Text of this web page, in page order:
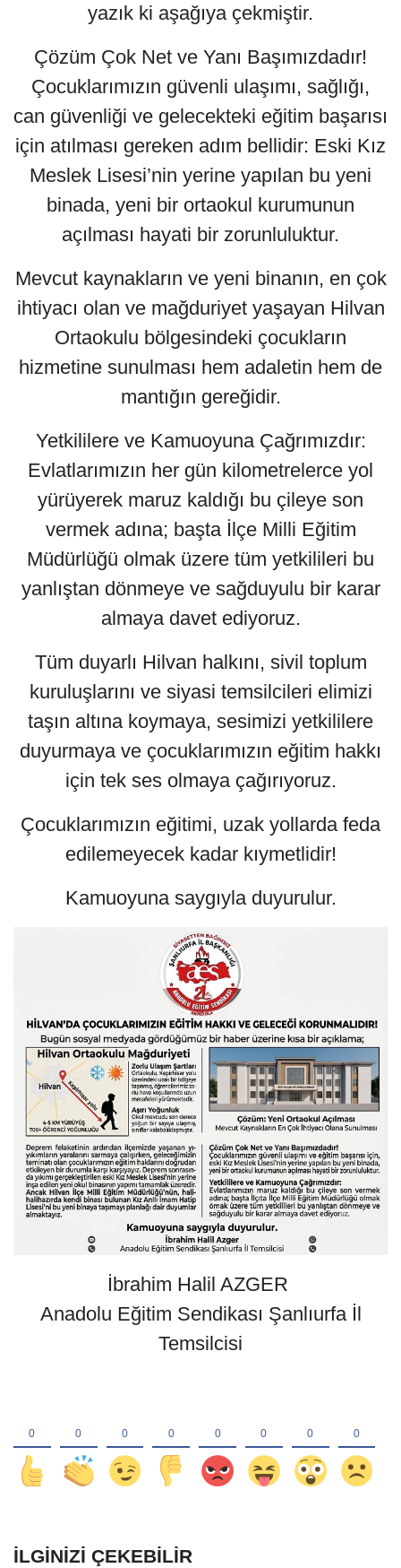
yazık ki aşağıya çekmiştir.
Çözüm Çok Net ve Yanı Başımızdadır!
Çocuklarımızın güvenli ulaşımı, sağlığı,
can güvenliği ve gelecekteki eğitim başarısı
için atılması gereken adım bellidir: Eski Kız
Meslek Lisesi’nin yerine yapılan bu yeni
binada, yeni bir ortaokul kurumunun
açılması hayati bir zorunluluktur.
Mevcut kaynakların ve yeni binanın, en çok
ihtiyacı olan ve mağduriyet yaşayan Hilvan
Ortaokulu bölgesindeki çocukların
hizmetine sunulması hem adaletin hem de
mantığın gereğidir.
Yetkililere ve Kamuoyuna Çağrımızdır:
Evlatlarımızın her gün kilometrelerce yol
yürüyerek maruz kaldığı bu çileye son
vermek adına; başta İlçe Milli Eğitim
Müdürlüğü olmak üzere tüm yetkilileri bu
yanlıştan dönmeye ve sağduyulu bir karar
almaya davet ediyoruz.
Tüm duyarlı Hilvan halkını, sivil toplum
kuruluşlarını ve siyasi temsilcileri elimizi
taşın altına koymaya, sesimizi yetkililere
duyurmaya ve çocuklarımızın eğitim hakkı
için tek ses olmaya çağırıyoruz.
Çocuklarımızın eğitimi, uzak yollarda feda
edilemeyecek kadar kıymetlidir!
Kamuoyuna saygıyla duyurulur.
İbrahim Halil AZGER
Anadolu Eğitim Sendikası Şanlıurfa İl
Temsilcisi
İLGINIZI ÇEKEBILIR